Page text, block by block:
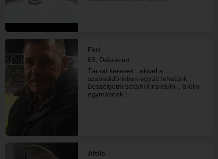
Feri
63, Debrecen
Társat keresek , akivel a
szabadidönkben együtt lehetünk .
Beszélgetni sétálni kirándulni , örülni
egymásnak !
Attila